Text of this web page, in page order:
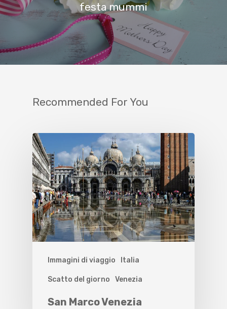
festa mummi
Recommended For You
Immagini di viaggio Italia
Scatto del giorno Venezia
San Marco Venezia